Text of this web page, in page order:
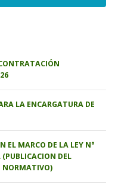
LA ENCARGATURA DE
EL MARCO DE LA LEY N°
(PUBLICACION DEL
NORMATIVO)